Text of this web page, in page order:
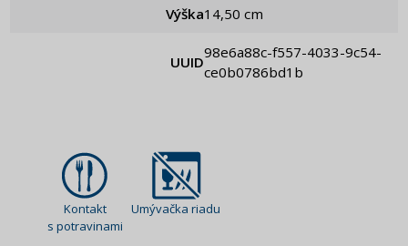
Výška 14,50 cm
UUID
98e6a88c-f557-4033-9c54-
ce0b0786bd1b
Kontakt
s potravinami
Umývačka riadu